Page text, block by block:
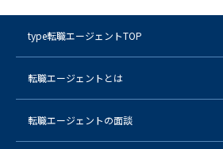
type転職エージェントTOP
転職エージェントとは
転職エージェントの面談